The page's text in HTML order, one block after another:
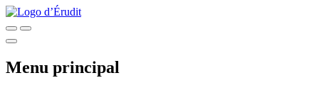
Menu principal